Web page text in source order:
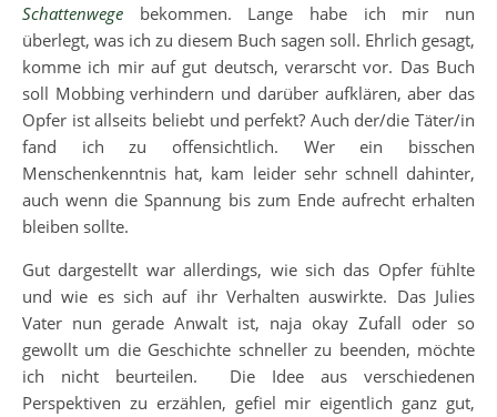
Schattenwege bekommen. Lange habe ich mir nun
überlegt, was ich zu diesem Buch sagen soll. Ehrlich gesagt,
komme ich mir auf gut deutsch, verarscht vor. Das Buch
soll Mobbing verhindern und darüber aufklären, aber das
Opfer ist allseits beliebt und perfekt? Auch der/die Täter/in
fand ich zu offensichtlich. Wer ein bisschen
Menschenkenntnis hat, kam leider sehr schnell dahinter,
auch wenn die Spannung bis zum Ende aufrecht erhalten
bleiben sollte.
Gut dargestellt war allerdings, wie sich das Opfer fühlte
und wie es sich auf ihr Verhalten auswirkte. Das Julies
Vater nun gerade Anwalt ist, naja okay Zufall oder so
gewollt um die Geschichte schneller zu beenden, möchte
ich nicht beurteilen. Die Idee aus verschiedenen
Perspektiven zu erzählen, gefiel mir eigentlich ganz gut,